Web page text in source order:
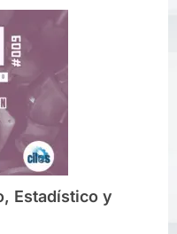
Estadístico y